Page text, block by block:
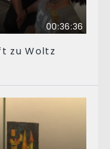
00:36:36
zu Woltz